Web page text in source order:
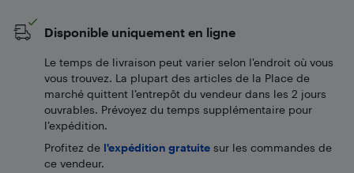
Disponible uniquement en ligne
Le temps de livraison peut varier selon l'endroit où vous
vous trouvez. La plupart des articles de la Place de
marché quittent l’entrepôt du vendeur dans les 2 jours
ouvrables. Prévoyez du temps supplémentaire pour
l’expédition.
Profitez de l'expédition gratuite sur les commandes de
ce vendeur.